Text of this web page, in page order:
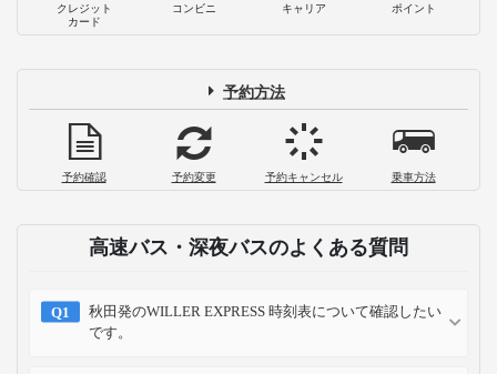
クレジット
カード
コンビニ キャリア ポイント
予約方法
予約確認 予約変更 予約キャンセル 乗車方法
高速バス・深夜バスのよくある質問
秋田発のWILLER EXPRESS 時刻表について確認したい
です。